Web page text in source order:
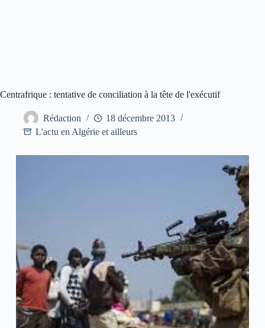
Centrafrique : tentative de conciliation à la tête de l'exécutif
Rédaction
18 décembre 2013
L'actu en Algérie et ailleurs